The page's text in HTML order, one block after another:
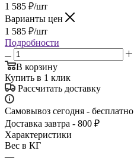
1 585 ₽/шт
Варианты цен
1 585 ₽/шт
Подробности
В корзину
Купить в 1 клик
Рассчитать доставку
Самовывоз сегодня - бесплатно
Доставка завтра - 800 ₽
Характеристики
Вес в КГ
—